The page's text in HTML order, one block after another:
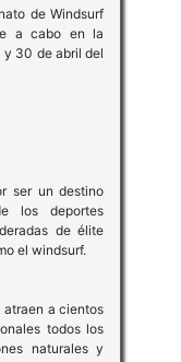
de Windsurf
a cabo en la
y 30 de abril del
ser un destino
los deportes
de élite
el windsurf.
a cientos
todos los
naturales y